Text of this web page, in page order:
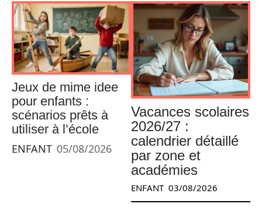
Jeux de mime idee
pour enfants :
scénarios prêts à
utiliser à l’école
ENFANT 05/08/2026
Vacances scolaires
2026/27 :
calendrier détaillé
par zone et
académies
ENFANT 03/08/2026